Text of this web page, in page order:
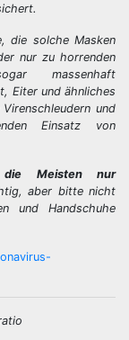
die solche Masken
nur zu horrenden
massenhaft
Eiter und ähnliches
und
Einsatz von
die Meisten nur
aber bitte nicht
und Handschuhe